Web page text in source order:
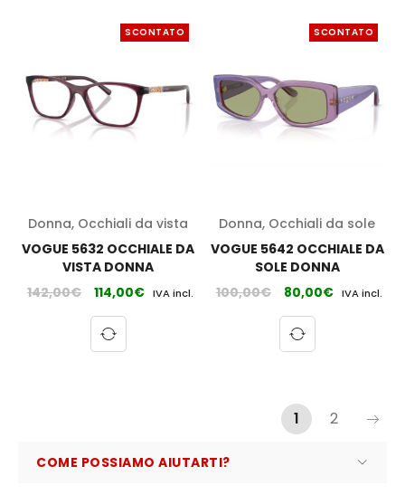
SCONTATO
Donna, Occhiali da vista
VOGUE 5632 OCCHIALE DA
VISTA DONNA
142,00€ 114,00€ IVA incl.
SCONTATO
Donna, Occhiali da sole
VOGUE 5642 OCCHIALE DA
SOLE DONNA
100,00€ 80,00€ IVA incl.
1 2
COME POSSIAMO AIUTARTI?